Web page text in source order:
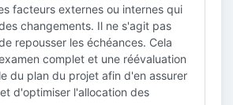
facteurs externes ou internes qui
changements. Il ne s'agit pas
repousser les échéances. Cela
complet et une réévaluation
du plan du projet afin d'en assurer
d'optimiser l'allocation des